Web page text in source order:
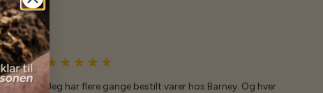
Jeg har flere gange bestilt varer hos Barney. Og hver